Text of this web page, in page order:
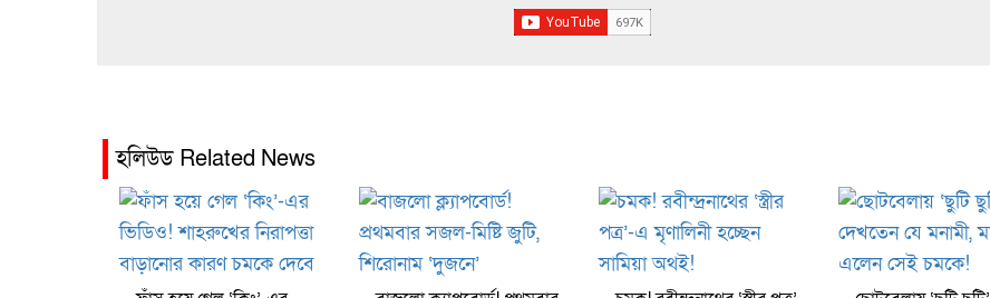
হলিউড Related News